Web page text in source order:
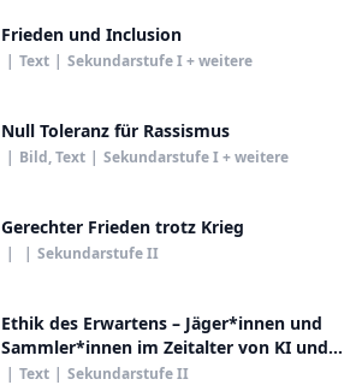
Frieden und Inclusion
| Text | Sekundarstufe I + weitere
Null Toleranz für Rassismus
| Bild, Text | Sekundarstufe I + weitere
Gerechter Frieden trotz Krieg
| | Sekundarstufe II
Ethik des Erwartens – Jäger*innen und
Sammler*innen im Zeitalter von KI und
die Liebe
| Text | Sekundarstufe II